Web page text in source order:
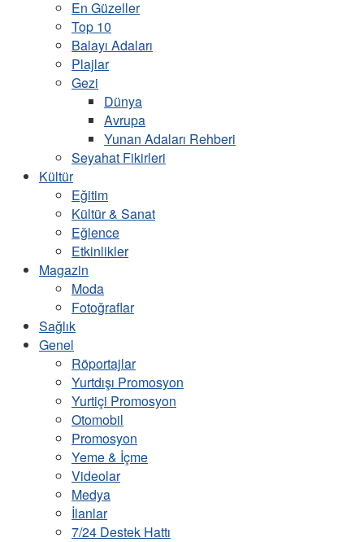
En Güzeller
Top 10
Balayı Adaları
Plajlar
Gezi
Dünya
Avrupa
Yunan Adaları Rehberi
Seyahat Fikirleri
Kültür
Eğitim
Kültür & Sanat
Eğlence
Etkinlikler
Magazin
Moda
Fotoğraflar
Sağlık
Genel
Röportajlar
Yurtdışı Promosyon
Yurtiçi Promosyon
Otomobil
Promosyon
Yeme & İçme
Videolar
Medya
İlanlar
7/24 Destek Hattı